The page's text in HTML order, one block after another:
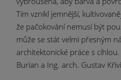
Tím vznikl jemnější,
že pačokování nemusí být
může se stát velmi přesným
architektonické práce s
Burian a Ing. arch. Gustav